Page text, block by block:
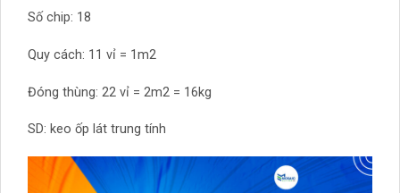
Số chip: 18
Quy cách: 11 vỉ = 1m2
Đóng thùng: 22 vỉ = 2m2 = 16kg
SD: keo ốp lát trung tính